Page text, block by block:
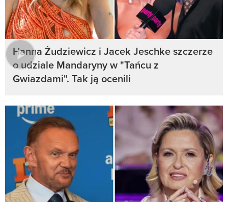
Hanna Żudziewicz i Jacek Jeschke szczerze
o udziale Mandaryny w "Tańcu z
Gwiazdami". Tak ją ocenili